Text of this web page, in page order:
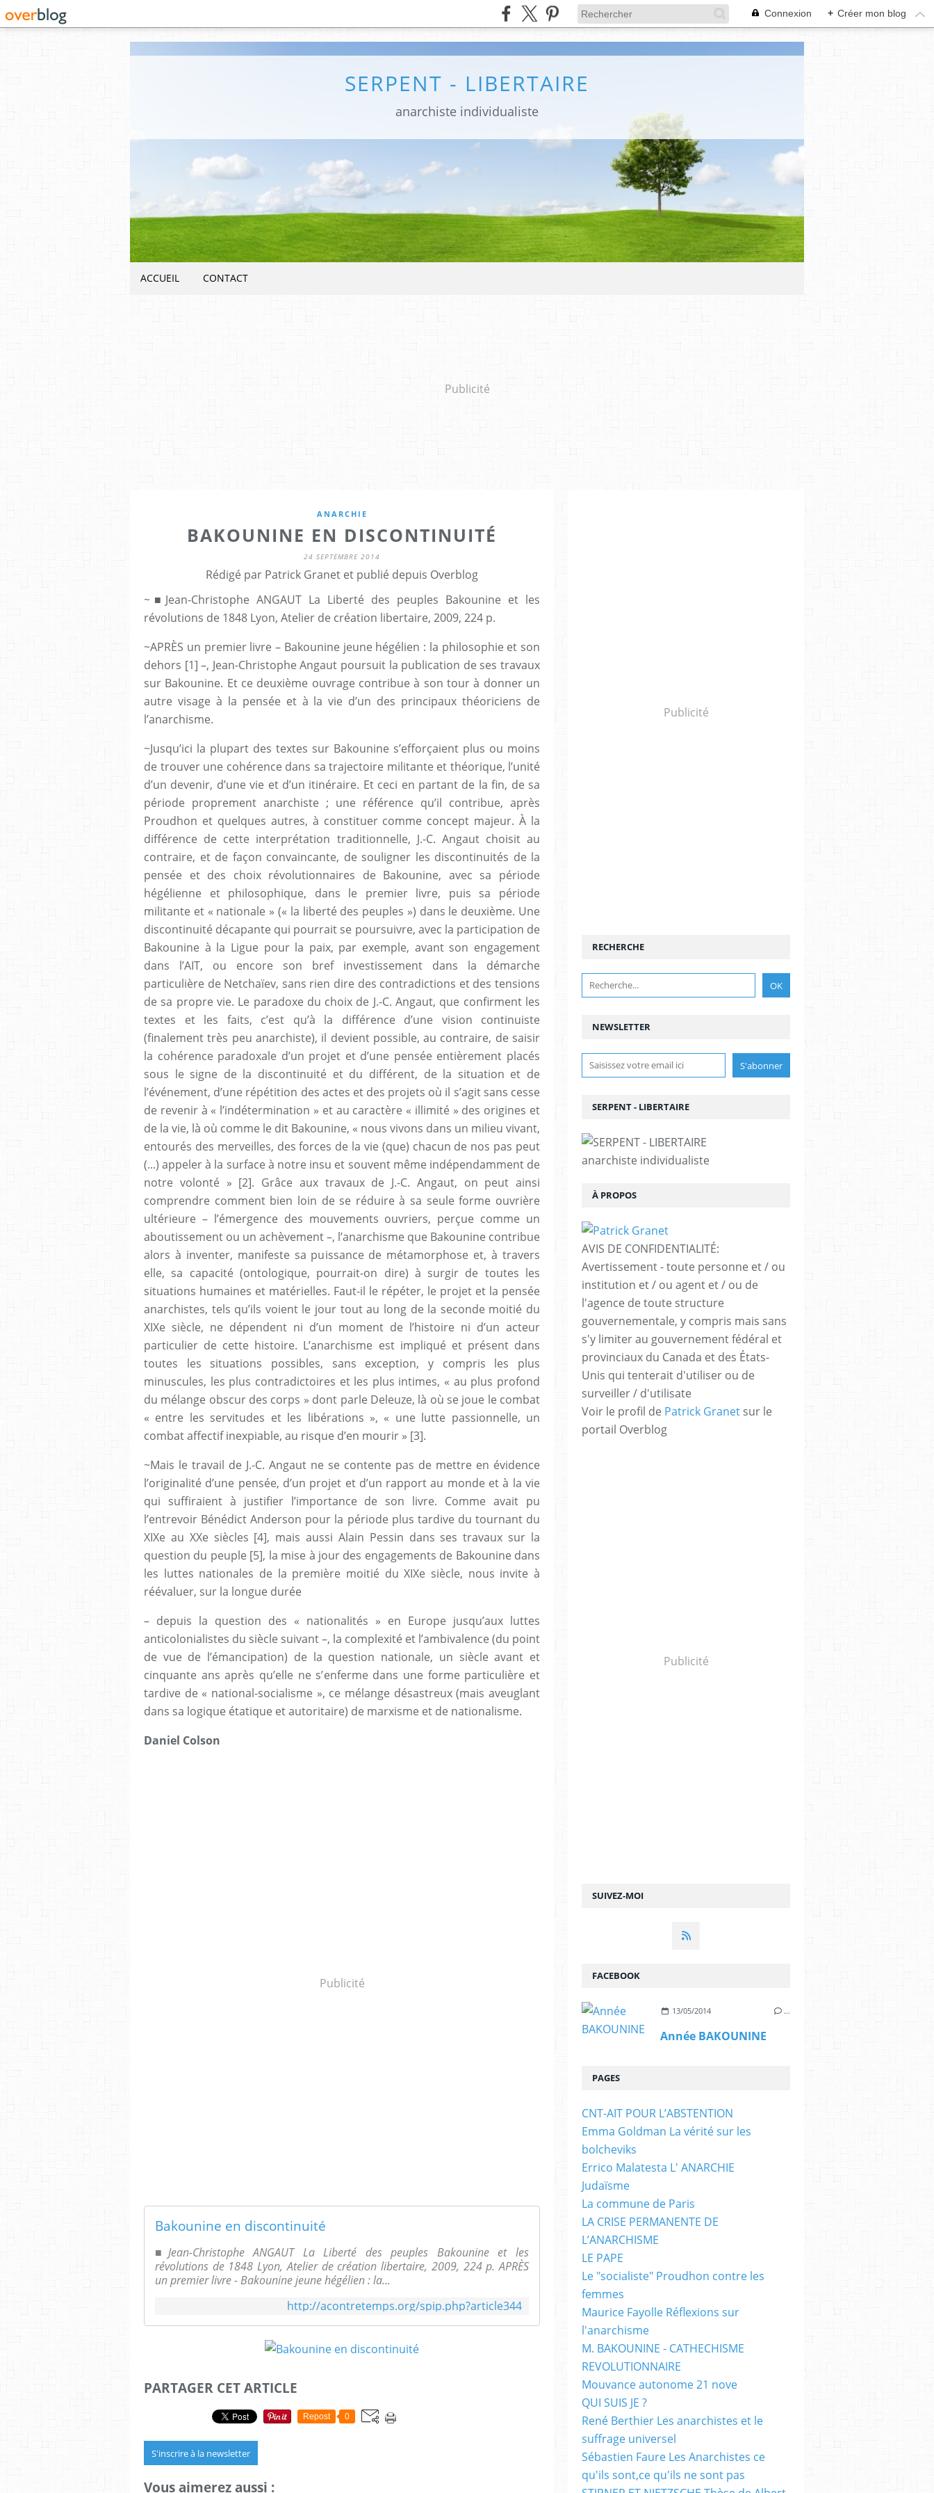
Connexion + Créer mon blog
SERPENT - LIBERTAIRE
anarchiste individualiste
ACCUEIL CONTACT
Publicité
ANARCHIE
BAKOUNINE EN DISCONTINUITÉ
24 SEPTEMBRE 2014
Rédigé par Patrick Granet et publié depuis Overblog
~■Jean-Christophe ANGAUT La Liberté des peuples Bakounine et les
révolutions de 1848 Lyon, Atelier de création libertaire, 2009, 224 p.
~APRÈS un premier livre – Bakounine jeune hégélien : la philosophie et son
dehors [1] –, Jean-Christophe Angaut poursuit la publication de ses travaux
sur Bakounine. Et ce deuxième ouvrage contribue à son tour à donner un
autre visage à la pensée et à la vie d’un des principaux théoriciens de
l’anarchisme.
~Jusqu’ici la plupart des textes sur Bakounine s’efforçaient plus ou moins
de trouver une cohérence dans sa trajectoire militante et théorique, l’unité
d’un devenir, d’une vie et d’un itinéraire. Et ceci en partant de la fin, de sa
période proprement anarchiste ; une référence qu’il contribue, après
Proudhon et quelques autres, à constituer comme concept majeur. À la
différence de cette interprétation traditionnelle, J.-C. Angaut choisit au
contraire, et de façon convaincante, de souligner les discontinuités de la
pensée et des choix révolutionnaires de Bakounine, avec sa période
hégélienne et philosophique, dans le premier livre, puis sa période
militante et « nationale » (« la liberté des peuples ») dans le deuxième. Une
discontinuité décapante qui pourrait se poursuivre, avec la participation de
Bakounine à la Ligue pour la paix, par exemple, avant son engagement
dans l’AIT, ou encore son bref investissement dans la démarche
particulière de Netchaïev, sans rien dire des contradictions et des tensions
de sa propre vie. Le paradoxe du choix de J.-C. Angaut, que confirment les
textes et les faits, c’est qu’à la différence d’une vision continuiste
(finalement très peu anarchiste), il devient possible, au contraire, de saisir
la cohérence paradoxale d’un projet et d’une pensée entièrement placés
sous le signe de la discontinuité et du différent, de la situation et de
l’événement, d’une répétition des actes et des projets où il s’agit sans cesse
de revenir à « l’indétermination » et au caractère « illimité » des origines et
de la vie, là où comme le dit Bakounine, « nous vivons dans un milieu vivant,
entourés des merveilles, des forces de la vie (que) chacun de nos pas peut
(...) appeler à la surface à notre insu et souvent même indépendamment de
notre volonté » [2]. Grâce aux travaux de J.-C. Angaut, on peut ainsi
comprendre comment bien loin de se réduire à sa seule forme ouvrière
ultérieure – l’émergence des mouvements ouvriers, perçue comme un
aboutissement ou un achèvement –, l’anarchisme que Bakounine contribue
alors à inventer, manifeste sa puissance de métamorphose et, à travers
elle, sa capacité (ontologique, pourrait-on dire) à surgir de toutes les
situations humaines et matérielles. Faut-il le répéter, le projet et la pensée
anarchistes, tels qu’ils voient le jour tout au long de la seconde moitié du
XIXe siècle, ne dépendent ni d’un moment de l’histoire ni d’un acteur
particulier de cette histoire. L’anarchisme est impliqué et présent dans
toutes les situations possibles, sans exception, y compris les plus
minuscules, les plus contradictoires et les plus intimes, « au plus profond
du mélange obscur des corps » dont parle Deleuze, là où se joue le combat
« entre les servitudes et les libérations », « une lutte passionnelle, un
combat affectif inexpiable, au risque d’en mourir » [3].
~Mais le travail de J.-C. Angaut ne se contente pas de mettre en évidence
l’originalité d’une pensée, d’un projet et d’un rapport au monde et à la vie
qui suffiraient à justifier l’importance de son livre. Comme avait pu
l’entrevoir Bénédict Anderson pour la période plus tardive du tournant du
XIXe au XXe siècles [4], mais aussi Alain Pessin dans ses travaux sur la
question du peuple [5], la mise à jour des engagements de Bakounine dans
les luttes nationales de la première moitié du XIXe siècle, nous invite à
réévaluer, sur la longue durée
– depuis la question des « nationalités » en Europe jusqu’aux luttes
anticolonialistes du siècle suivant –, la complexité et l’ambivalence (du point
de vue de l’émancipation) de la question nationale, un siècle avant et
cinquante ans après qu’elle ne s’enferme dans une forme particulière et
tardive de « national-socialisme », ce mélange désastreux (mais aveuglant
dans sa logique étatique et autoritaire) de marxisme et de nationalisme.
Daniel Colson
Publicité
Bakounine en discontinuité
■Jean-Christophe ANGAUT La Liberté des peuples Bakounine et les
révolutions de 1848 Lyon, Atelier de création libertaire, 2009, 224 p. APRÈS
un premier livre - Bakounine jeune hégélien : la...
http://acontretemps.org/spip.php?article344
PARTAGER CET ARTICLE
Repost 0
S'inscrire à la newsletter
Vous aimerez aussi :
Publicité
NEWSLETTER
SUIVEZ-MOI
RECHERCHE
SERPENT - LIBERTAIRE
anarchiste individualiste
À PROPOS
AVIS DE CONFIDENTIALITÉ:
Avertissement - toute personne et / ou
institution et / ou agent et / ou de
l'agence de toute structure
gouvernementale, y compris mais sans
s'y limiter au gouvernement fédéral et
provinciaux du Canada et des États-
Unis qui tenterait d'utiliser ou de
surveiller / d'utilisate
Voir le profil de Patrick Granet sur le
portail Overblog
Publicité
FACEBOOK
13/05/2014 …
Année BAKOUNINE
PAGES
CNT-AIT POUR L’ABSTENTION
Emma Goldman La vérité sur les
bolcheviks
Errico Malatesta L' ANARCHIE
Judaïsme
La commune de Paris
LA CRISE PERMANENTE DE
L’ANARCHISME
LE PAPE
Le "socialiste" Proudhon contre les
femmes
Maurice Fayolle Réflexions sur
l'anarchisme
M. BAKOUNINE - CATHECHISME
REVOLUTIONNAIRE
Mouvance autonome 21 nove
QUI SUIS JE ?
René Berthier Les anarchistes et le
suffrage universel
Sébastien Faure Les Anarchistes ce
qu'ils sont,ce qu'ils ne sont pas